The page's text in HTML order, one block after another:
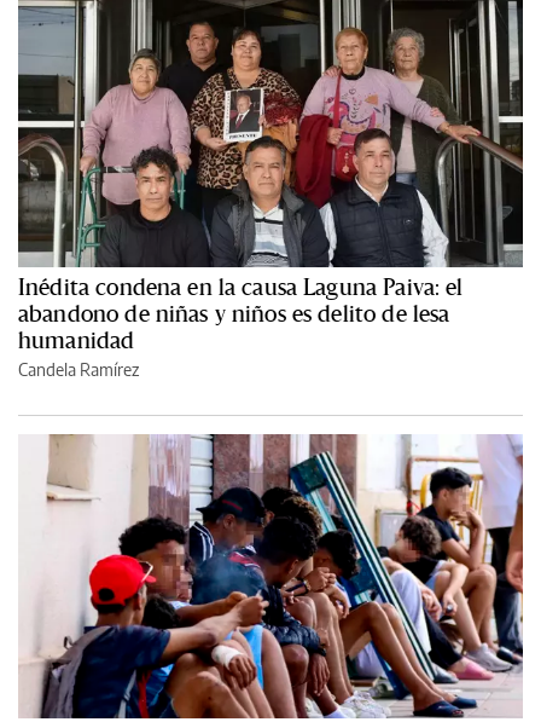
Inédita condena en la causa Laguna Paiva: el
abandono de niñas y niños es delito de lesa
humanidad
Candela Ramírez